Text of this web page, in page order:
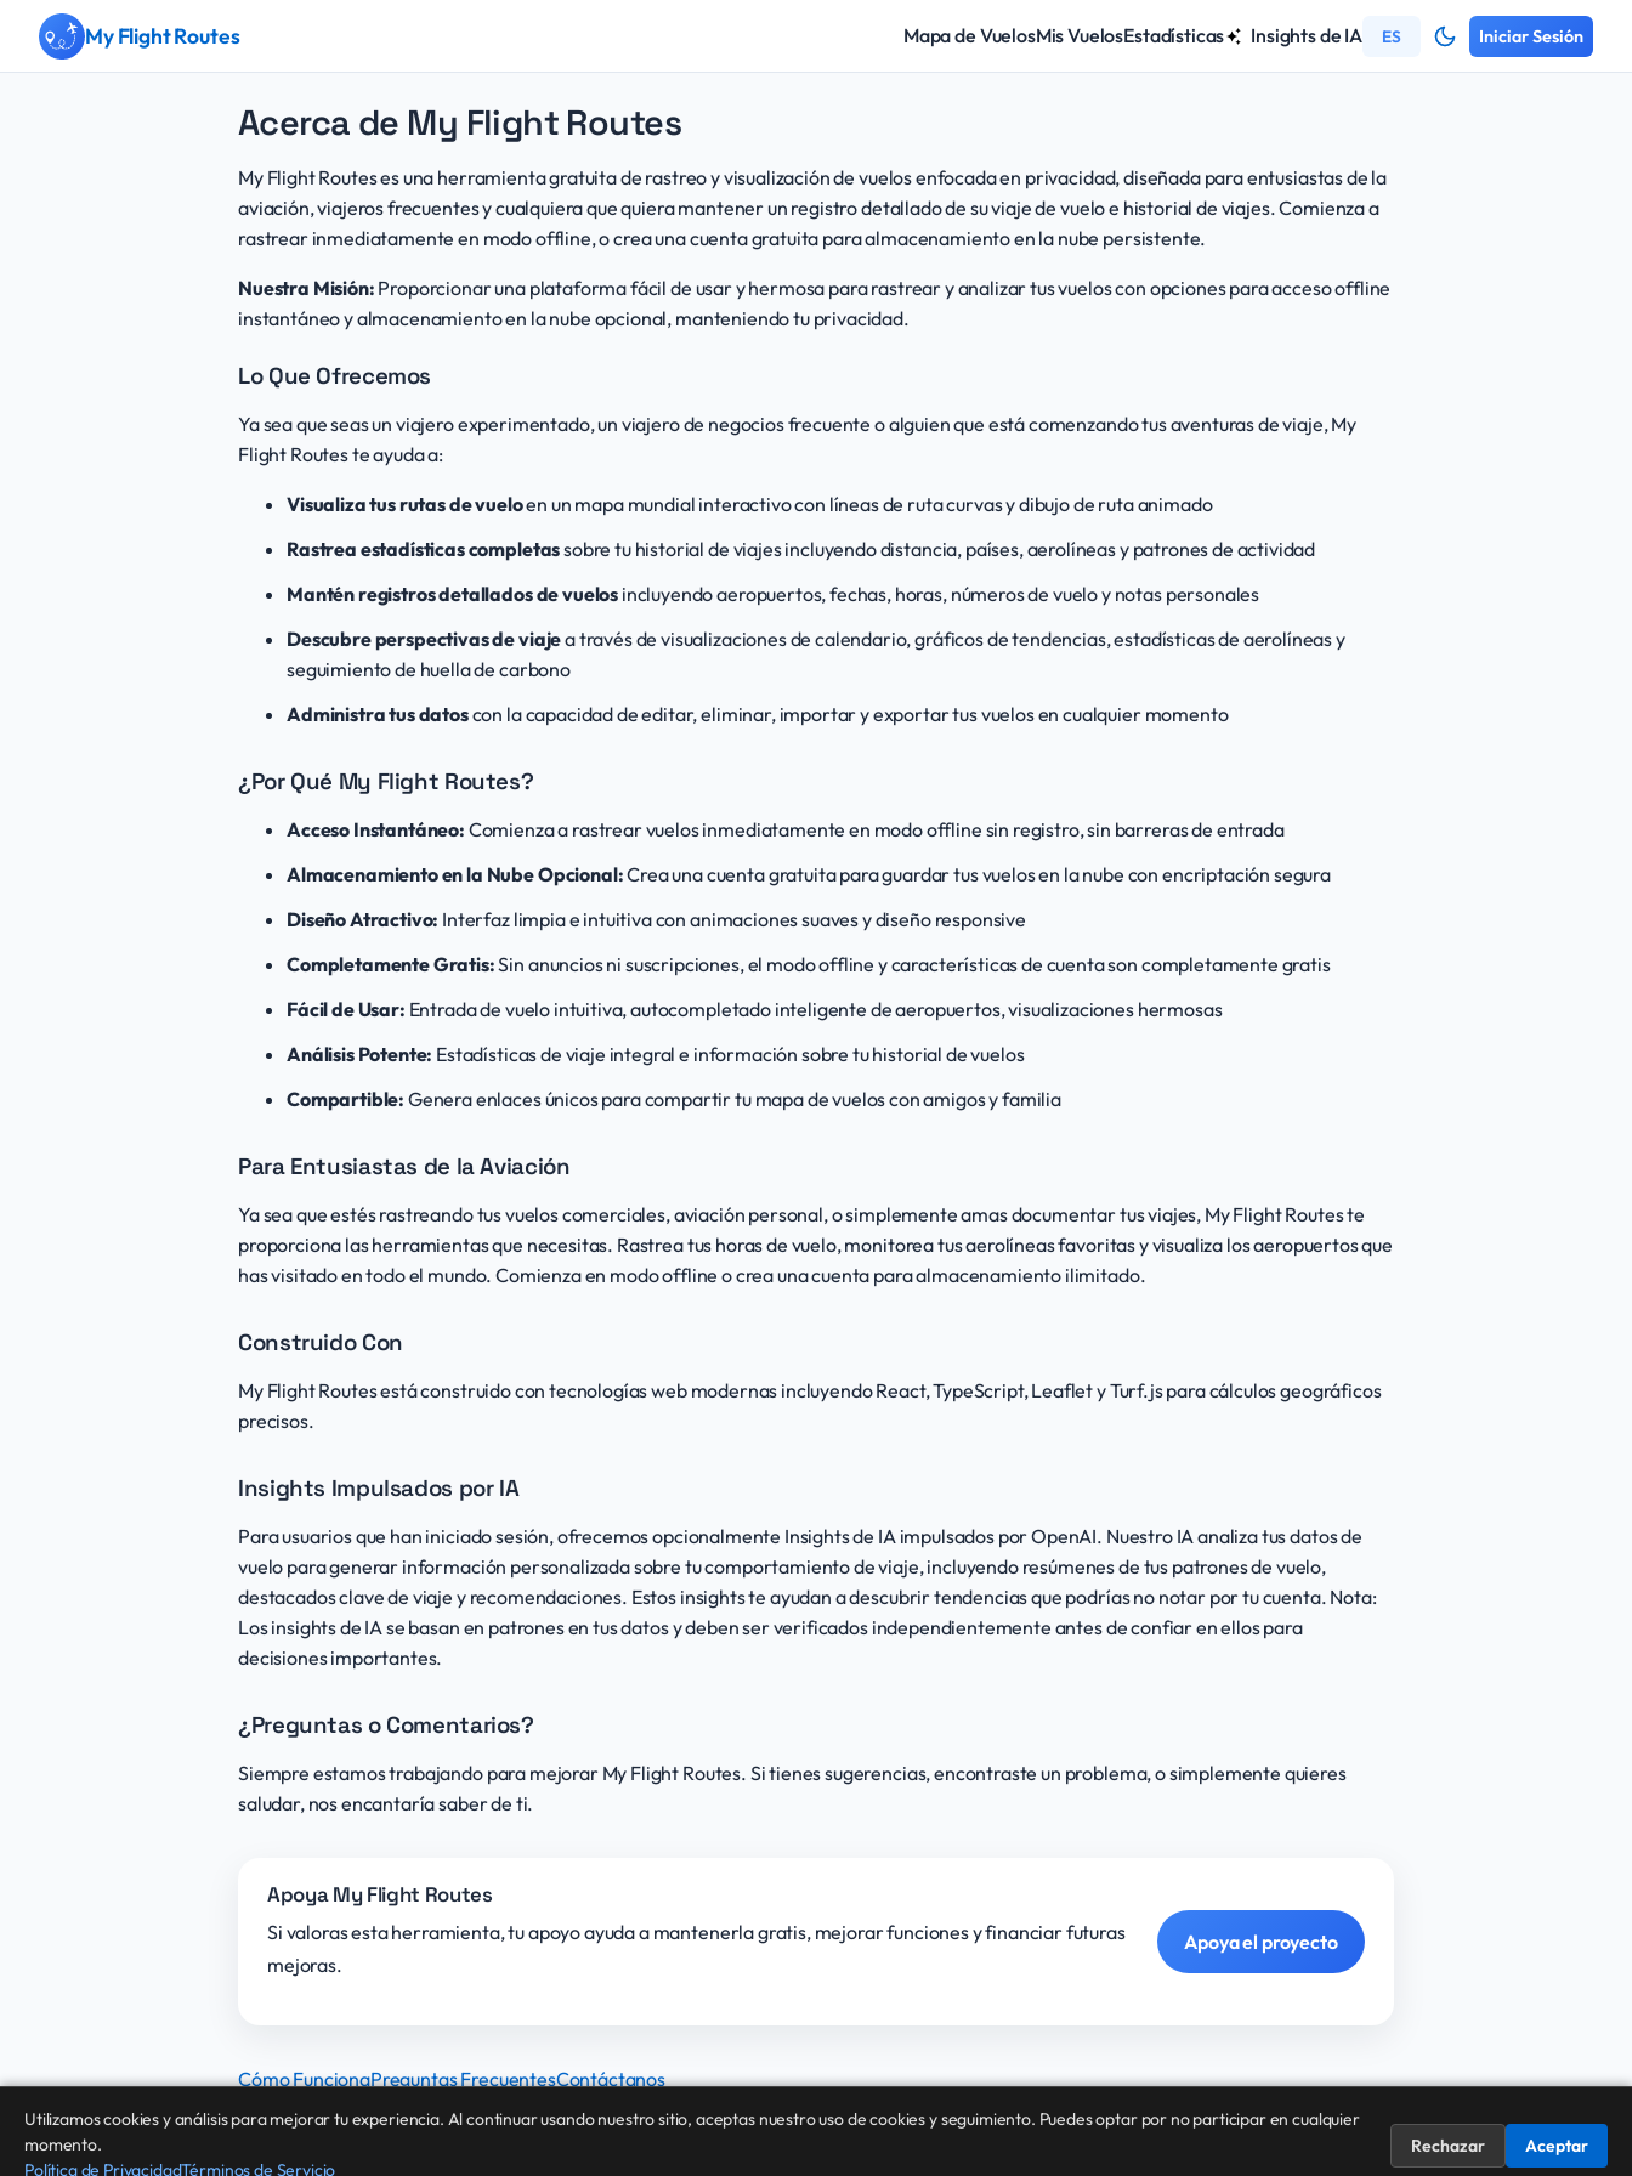
My Flight Routes - Track and visualize your flight history on an interactive world map
My Flight Routes Mapa de VuelosMis VuelosEstadísticas Insights de IA ES Iniciar Sesión
Acerca de My Flight Routes
My Flight Routes es una herramienta gratuita de rastreo y visualización de vuelos enfocada en privacidad, diseñada para entusiastas de la
aviación, viajeros frecuentes y cualquiera que quiera mantener un registro detallado de su viaje de vuelo e historial de viajes. Comienza a
rastrear inmediatamente en modo offline, o crea una cuenta gratuita para almacenamiento en la nube persistente.
Nuestra Misión: Proporcionar una plataforma fácil de usar y hermosa para rastrear y analizar tus vuelos con opciones para acceso offline
instantáneo y almacenamiento en la nube opcional, manteniendo tu privacidad.
Lo Que Ofrecemos
Ya sea que seas un viajero experimentado, un viajero de negocios frecuente o alguien que está comenzando tus aventuras de viaje, My
Flight Routes te ayuda a:
Visualiza tus rutas de vueloen un mapa mundial interactivo con líneas de ruta curvas y dibujo de ruta animado
Rastrea estadísticas completassobre tu historial de viajes incluyendo distancia, países, aerolíneas y patrones de actividad
Mantén registros detallados de vuelos incluyendo aeropuertos, fechas, horas, números de vuelo y notas personales
Descubre perspectivas de viajea través de visualizaciones de calendario, gráficos de tendencias, estadísticas de aerolíneas y
seguimiento de huella de carbono
Administra tus datoscon la capacidad de editar, eliminar, importar y exportar tus vuelos en cualquier momento
¿Por Qué My Flight Routes?
Acceso Instantáneo: Comienza a rastrear vuelos inmediatamente en modo offline sin registro, sin barreras de entrada
Almacenamiento en la Nube Opcional:Crea una cuenta gratuita para guardar tus vuelos en la nube con encriptación segura
Diseño Atractivo: Interfaz limpia e intuitiva con animaciones suaves y diseño responsive
Completamente Gratis:Sin anuncios ni suscripciones, el modo offline y características de cuenta son completamente gratis
Fácil de Usar: Entrada de vuelo intuitiva, autocompletado inteligente de aeropuertos, visualizaciones hermosas
Análisis Potente: Estadísticas de viaje integral e información sobre tu historial de vuelos
Compartible: Genera enlaces únicos para compartir tu mapa de vuelos con amigos y familia
Para Entusiastas de la Aviación
Ya sea que estés rastreando tus vuelos comerciales, aviación personal, o simplemente amas documentar tus viajes, My Flight Routes te
proporciona las herramientas que necesitas. Rastrea tus horas de vuelo, monitorea tus aerolíneas favoritas y visualiza los aeropuertos que
has visitado en todo el mundo. Comienza en modo offline o crea una cuenta para almacenamiento ilimitado.
Construido Con
My Flight Routes está construido con tecnologías web modernas incluyendo React, TypeScript, Leaflet y Turf.js para cálculos geográficos
precisos.
Insights Impulsados por IA
Para usuarios que han iniciado sesión, ofrecemos opcionalmente Insights de IA impulsados por OpenAI. Nuestro IA analiza tus datos de
vuelo para generar información personalizada sobre tu comportamiento de viaje, incluyendo resúmenes de tus patrones de vuelo,
destacados clave de viaje y recomendaciones. Estos insights te ayudan a descubrir tendencias que podrías no notar por tu cuenta. Nota:
Los insights de IA se basan en patrones en tus datos y deben ser verificados independientemente antes de confiar en ellos para
decisiones importantes.
¿Preguntas o Comentarios?
Siempre estamos trabajando para mejorar My Flight Routes. Si tienes sugerencias, encontraste un problema, o simplemente quieres
saludar, nos encantaría saber de ti.
Apoya My Flight Routes
Si valoras esta herramienta, tu apoyo ayuda a mantenerla gratis, mejorar funciones y financiar futuras
mejoras.
Apoya el proyecto
Cómo FuncionaPreguntas FrecuentesContáctanos
© 2026 My Flight Routes.Todos los derechos reservados. Términos de Servicio ES
Utilizamos cookies y análisis para mejorar tu experiencia. Al continuar usando nuestro sitio, aceptas nuestro uso de cookies y seguimiento. Puedes optar por no participar en cualquier
momento.
Política de PrivacidadTérminos de Servicio
Rechazar Aceptar